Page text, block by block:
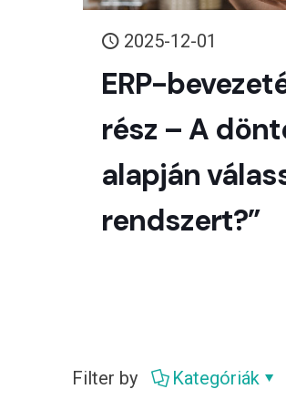
2025-12-01
ERP-
rész – A
alapján
rendszert?”
Filter by Kategóriák